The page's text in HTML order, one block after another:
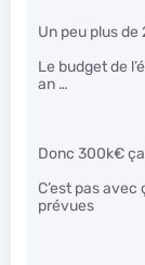
Un peu plus de
Le budget de
an …
Donc 300k€
C’est pas avec
prévues